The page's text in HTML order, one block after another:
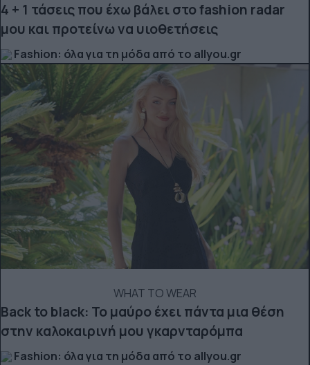
4 + 1 τάσεις που έχω βάλει στο fashion radar
μου και προτείνω να υιοθετήσεις
Fashion: όλα για τη μόδα από το allyou.gr
WHAT TO WEAR
Back to black: Το μαύρο έχει πάντα μια θέση
στην καλοκαιρινή μου γκαρνταρόμπα
Fashion: όλα για τη μόδα από το allyou.gr